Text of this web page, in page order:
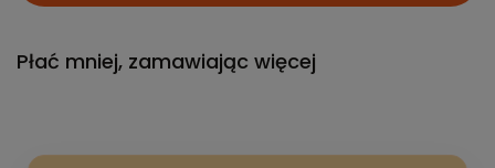
Płać mniej, zamawiając więcej